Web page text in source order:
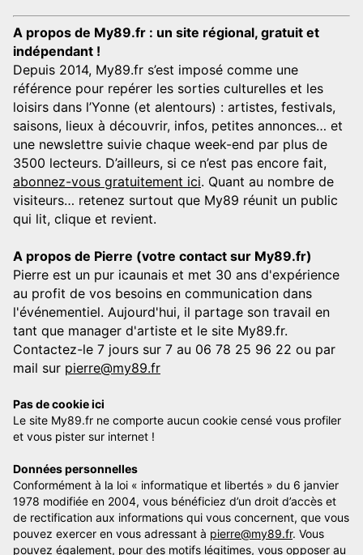
A propos de My89.fr : un site régional, gratuit et
indépendant !
Depuis 2014, My89.fr s’est imposé comme une
référence pour repérer les sorties culturelles et les
loisirs dans l’Yonne (et alentours) : artistes, festivals,
saisons, lieux à découvrir, infos, petites annonces… et
une newslettre suivie chaque week-end par plus de
3500 lecteurs. D’ailleurs, si ce n’est pas encore fait,
abonnez-vous gratuitement ici. Quant au nombre de
visiteurs… retenez surtout que My89 réunit un public
qui lit, clique et revient.
A propos de Pierre (votre contact sur My89.fr)
Pierre est un pur icaunais et met 30 ans d'expérience
au profit de vos besoins en communication dans
l'événementiel. Aujourd'hui, il partage son travail en
tant que manager d'artiste et le site My89.fr.
Contactez-le 7 jours sur 7 au 06 78 25 96 22 ou par
mail sur pierre@my89.fr
Pas de cookie ici
Le site My89.fr ne comporte aucun cookie censé vous profiler
et vous pister sur internet !
Données personnelles
Conformément à la loi « informatique et libertés » du 6 janvier
1978 modifiée en 2004, vous bénéficiez d’un droit d’accès et
de rectification aux informations qui vous concernent, que vous
pouvez exercer en vous adressant à pierre@my89.fr. Vous
pouvez également, pour des motifs légitimes, vous opposer au